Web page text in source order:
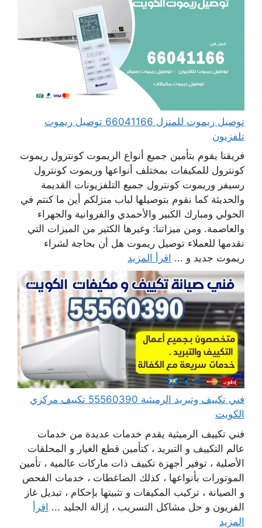
توصيل ريموت للمنزل 66041166 توصيل ريموت
تلفزيون
فريقنا يقوم بتأمين جميع أنواع الريموت كونترول ريموت
كونترول للمكيفات بمختلف أنواعها وريموت كونترول
رسيفر وريموت كونترول جميع التلفزيونات القديمة
والحديثة كما نقوم بتوصيلها لباب منزلكم أين ما كنتم في
الحولي ومبارك الكبير والأحمدي والفروانية والجهراء
والعاصمة. ومن ميزاتنا: وغيرها الكثير من الميزات التي
نقدمها للعملاء توصيل ريموت هل أن بحاجة لشراء
ريموت جديد و ... اقرأ المزيد
فني تكييف وتبريد الرميثية 55560390 تكييف مركزي
الكويت
فني تكييف الرميثية يقدم خدمات عديدة من خدمات
عالم التكييف و التبريد ، كتأمين قطع الغيار و المحلقات
الأصلية ، توفير أجهزة تكييف ذات ماركات عالمية ، تأمين
الموتورات بأنواعها ، كذلك الضاغطات ، خدمات الفحص
و الصيانة ، تركيب المكيفات و تثبيتها بإحكام ، تبديل غاز
الفريون و حل مشاكل التسريب ، إزالة الجليد ... اقرأ
المزيد